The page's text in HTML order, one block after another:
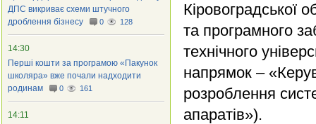
Кіровоградської
та програмного
технічного
напрямок –
розроблення
апаратів»).
ДПС викриває схеми штучного
дроблення бізнесу
0 128
14:30
Перші кошти за програмою «Пакунок
школяра» вже почали надходити
родинам
0 161
14:11